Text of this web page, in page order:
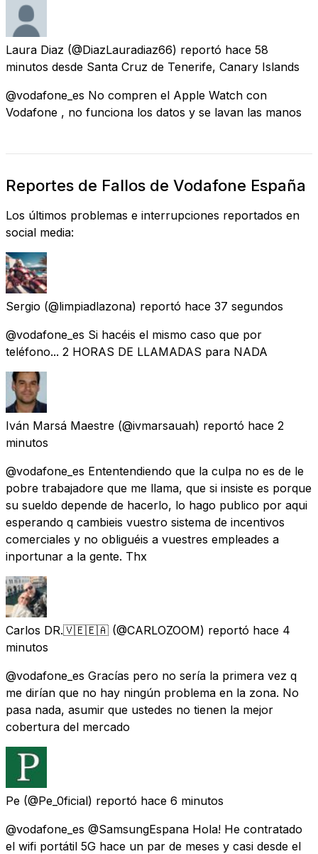
Laura Diaz (@DiazLauradiaz66) reportó hace 58
minutos desde Santa Cruz de Tenerife, Canary Islands
@vodafone_es No compren el Apple Watch con
Vodafone , no funciona los datos y se lavan las manos
Reportes de Fallos de Vodafone España
Los últimos problemas e interrupciones reportados en
social media:
Sergio (@limpiadlazona) reportó hace 37 segundos
@vodafone_es Si hacéis el mismo caso que por
teléfono... 2 HORAS DE LLAMADAS para NADA
Iván Marsá Maestre (@ivmarsauah) reportó hace 2
minutos
@vodafone_es Ententendiendo que la culpa no es de le
pobre trabajadore que me llama, que si insiste es porque
su sueldo depende de hacerlo, lo hago publico por aqui
esperando q cambieis vuestro sistema de incentivos
comerciales y no obliguéis a vuestres empleades a
inportunar a la gente. Thx
Carlos DR.🇻🇪🇪🇦 (@CARLOZOOM) reportó hace 4
minutos
@vodafone_es Gracías pero no sería la primera vez q
me dirían que no hay ningún problema en la zona. No
pasa nada, asumir que ustedes no tienen la mejor
cobertura del mercado
Pe (@Pe_0ficial) reportó hace 6 minutos
@vodafone_es @SamsungEspana Hola! He contratado
el wifi portátil 5G hace un par de meses y casi desde el